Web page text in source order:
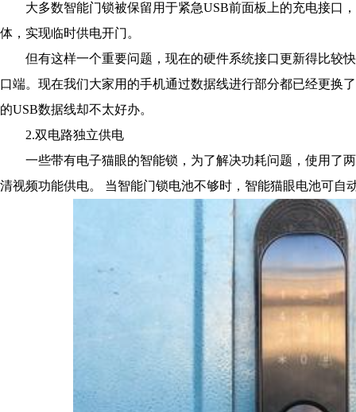
大多数智能门锁被保留用于紧急USB前面板上的充电接口
体，实现临时供电开门。
但有这样一个重要问题，现在的硬件系统接口更新得比较
口端。现在我们大家用的手机通过数据线进行部分都已经更换
的USB数据线却不太好办。
2.双电路独立供电
一些带有电子猫眼的智能锁，为了解决功耗问题，使用了
清视频功能供电。 当智能门锁电池不够时，智能猫眼电池可自